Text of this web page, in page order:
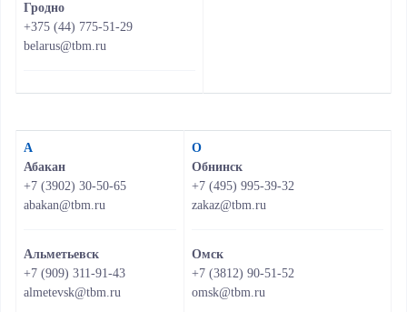
Гродно
+375 (44) 775-51-29
belarus@tbm.ru
А
Абакан
+7 (3902) 30-50-65
abakan@tbm.ru
Альметьевск
+7 (909) 311-91-43
almetevsk@tbm.ru
О
Обнинск
+7 (495) 995-39-32
zakaz@tbm.ru
Омск
+7 (3812) 90-51-52
omsk@tbm.ru